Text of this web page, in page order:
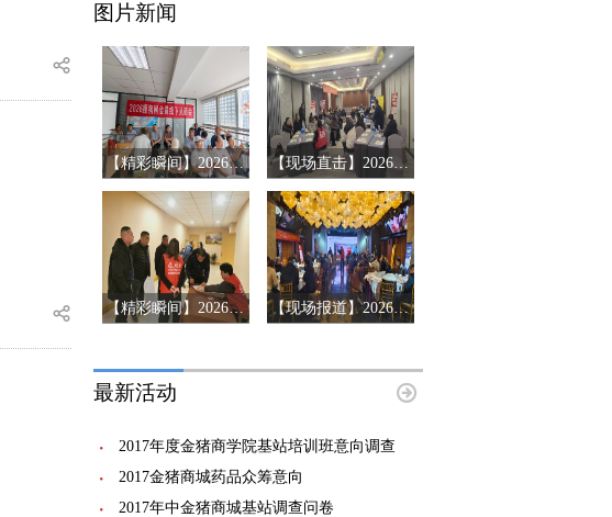
图片新闻
【精彩瞬间】2026搜猪俱乐部会员见面会-山东济南站 【现场直击】2026第十三届猪产业链风险预警年会第三站-辽宁沈阳
【精彩瞬间】2026第十三届猪产业链风险预警年会济南站 【现场报道】2026第十三届中国猪产业链风险预警年会首站-河南郑州
最新活动
2017年度金猪商学院基站培训班意向调查
2017金猪商城药品众筹意向
2017年中金猪商城基站调查问卷